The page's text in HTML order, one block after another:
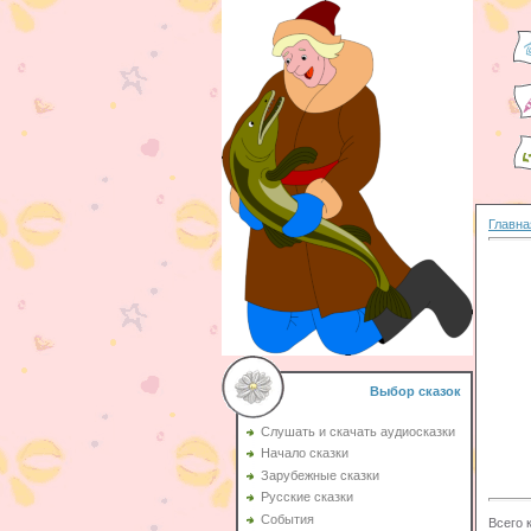
Выбор сказок
Слушать и скачать аудиосказки
Начало сказки
Зарубежные сказки
Русские сказки
События
Всего